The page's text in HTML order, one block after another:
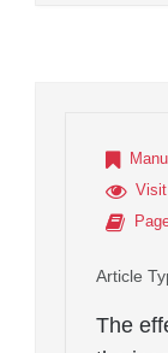
Visit
Article
The